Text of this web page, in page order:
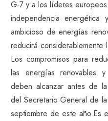
G-7 y a los líderes
independencia
ambicioso de energías
reducirá
Los compromisos para
las energías renovables
deben alcanzar antes de
del Secretario General de
septiembre de este año.Es